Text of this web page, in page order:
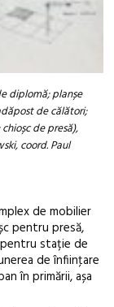
diplomă; planșe
de călători;
de presă),
coord. Paul
de mobilier
pentru presă,
stație de
de înfiinţare
în primării, așa